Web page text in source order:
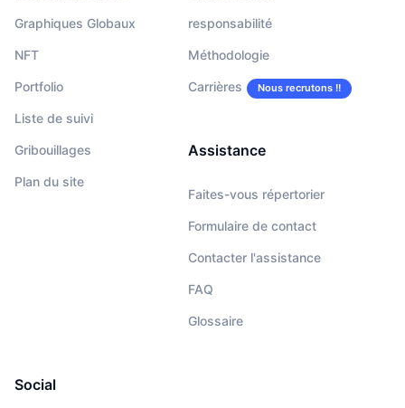
Graphiques Globaux
NFT
Portfolio
Liste de suivi
Gribouillages
Plan du site
responsabilité
Méthodologie
Carrières Nous recrutons !!
Assistance
Faites-vous répertorier
Formulaire de contact
Contacter l'assistance
FAQ
Glossaire
Social